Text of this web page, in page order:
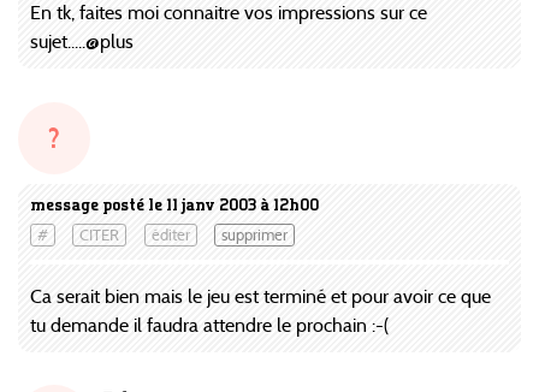
En tk, faites moi connaitre vos impressions sur ce
sujet.....@plus
message posté le 11 janv 2003 à 12h00
# CITER éditer supprimer
?
Ca serait bien mais le jeu est terminé et pour avoir ce que
tu demande il faudra attendre le prochain :-(